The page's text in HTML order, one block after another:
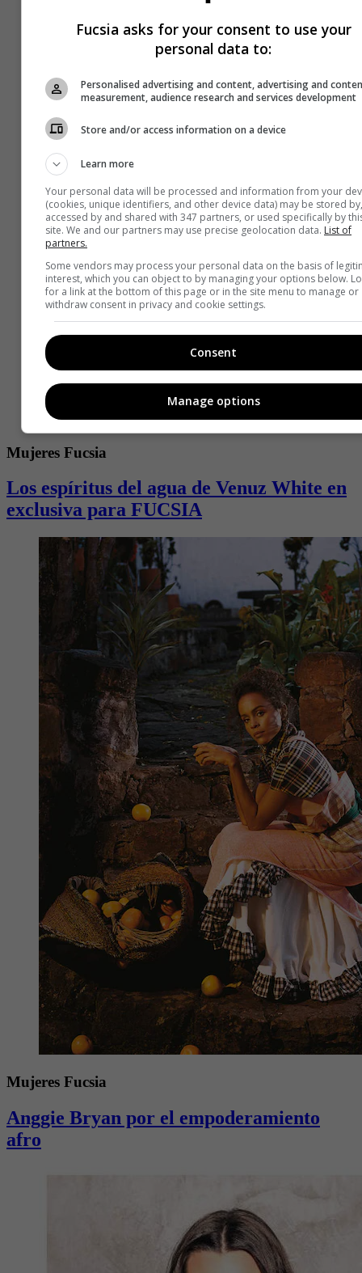
Mujeres Fucsia
Los espíritus del agua de Venuz White en
exclusiva para FUCSIA
Mujeres Fucsia
Anggie Bryan por el empoderamiento
afro
Fucsia asks for your consent to use your
personal data to:
Personalised advertising and content, advertising and
measurement, audience research and services development
Store and/or access information on a device
Learn more
Your personal data will be processed and information from your
(cookies, unique identifiers, and other device data) may be stored by,
accessed by and shared with 347 partners, or used specifically by
site. We and our partners may use precise geolocation data. List of
partners.
Some vendors may process your personal data on the basis of
interest, which you can object to by managing your options below.
for a link at the bottom of this page or in the site menu to manage or
withdraw consent in privacy and cookie settings.
Consent
Manage options